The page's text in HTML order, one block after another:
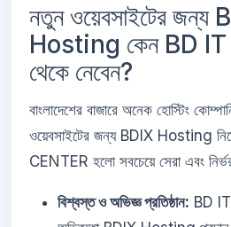
নতুন ওয়েবসাইটের জন্য
Hosting কেন BD
থেকে নেবেন?
বাংলাদেশের বাজারে অনেক হোস্টিং
ওয়েবসাইটের জন্য BDIX Hosting
CENTER হলো সবচেয়ে সেরা এবং
বিশ্বস্ত ও অভিজ্ঞ প্রতিষ্ঠান: BD IT